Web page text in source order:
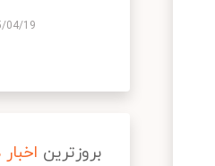
04/19
بروزترین